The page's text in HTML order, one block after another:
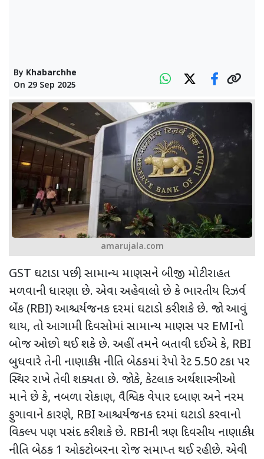
By Khabarchhe
On 29 Sep 2025
amarujala.com
GST ઘટાડા પછી,સામાન્ય માણસને બીજી મોટી રાહત
મળવાની ધારણા છે. એવા અહેવાલો છે કે ભારતીય રિઝર્વ
બેંક (RBI) આશ્ચર્યજનક દરમાં ઘટાડો કરી શકે છે. જો આવું
થાય, તો આગામી દિવસોમાં સામાન્ય માણસ પર EMIનો
બોજ ઓછો થઈ શકે છે. અહીં તમને બતાવી દઈએ કે, RBI
બુધવારે તેની નાણાકીય નીતિ બેઠકમાં રેપો રેટ 5.50 ટકા પર
સ્થિર રાખે તેવી શક્યતા છે. જોકે, કેટલાક અર્થશાસ્ત્રીઓ
માને છે કે, નબળા રોકાણ, વૈશ્વિક વેપાર દબાણ અને નરમ
ફુગાવાને કારણે, RBI આશ્ચર્યજનક દરમાં ઘટાડો કરવાનો
વિકલ્પ પણ પસંદ કરી શકે છે. RBIની ત્રણ દિવસીય નાણાકીય
નીતિ બેઠક 1 ઓક્ટોબરના રોજ સમાપ્ત થઈ રહી છે. એવી